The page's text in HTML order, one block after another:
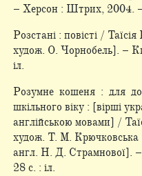
– Херсон : Штрих, 2004.
Розстані : повісті /
худож. О. Чорнобель]. –
іл.
Розумне кошеня : для
шкільного віку : [вірші
англійською мовами] /
худож. Т. М. Крючковська
англ. Н. Д.
28 с. : іл.